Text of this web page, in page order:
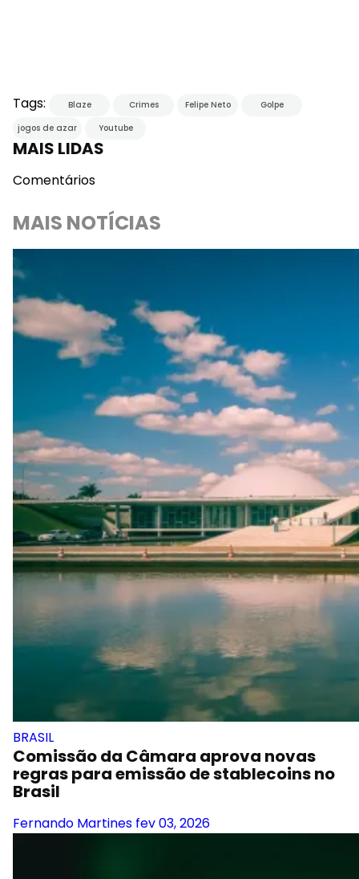
Tags: Blaze Crimes Felipe Neto
Golpe
jogos de azar
Youtube
MAIS LIDAS
Comentários
MAIS NOTÍCIAS
BRASIL
Comissão da Câmara aprova novas
regras para emissão de stablecoins no
Brasil
Fernando Martines fev 03, 2026